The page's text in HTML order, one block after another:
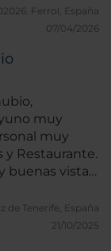
de
Ferrol, España
07/04/2026
muy
muy
y Restaurante.
buenas vistas
de Tenerife, España
21/10/2025